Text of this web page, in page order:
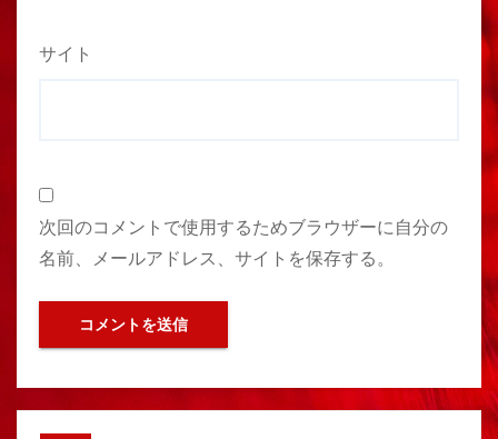
サイト
次回のコメントで使用するためブラウザーに自分の
名前、メールアドレス、サイトを保存する。